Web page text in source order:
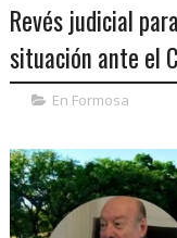
Revés judicial
situación ante el
En Formosa